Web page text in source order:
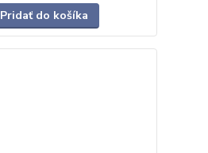
Pridať do košíka